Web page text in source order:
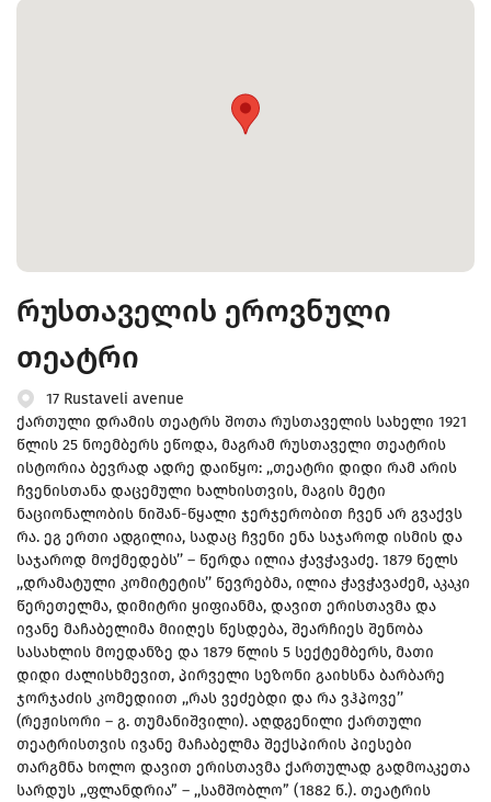
რუსთაველის ეროვნული
თეატრი
17 Rustaveli avenue
ქართული დრამის თეატრს შოთა რუსთაველის სახელი 1921
წლის 25 ნოემბერს ეწოდა, მაგრამ რუსთაველი თეატრის
ისტორია ბევრად ადრე დაიწყო: ,,თეატრი დიდი რამ არის
ჩვენისთანა დაცემული ხალხისთვის, მაგის მეტი
ნაციონალობის ნიშან-წყალი ჯერჯერობით ჩვენ არ გვაქვს
რა. ეგ ერთი ადგილია, სადაც ჩვენი ენა საჯაროდ ისმის და
საჯაროდ მოქმედებს’’ – წერდა ილია ჭავჭავაძე. 1879 წელს
,,დრამატული კომიტეტის’’ წევრებმა, ილია ჭავჭავაძემ, აკაკი
წერეთელმა, დიმიტრი ყიფიანმა, დავით ერისთავმა და
ივანე მაჩაბელიმა მიიღეს წესდება, შეარჩიეს შენობა
სასახლის მოედანზე და 1879 წლის 5 სექტემბერს, მათი
დიდი ძალისხმევით, პირველი სეზონი გაიხსნა ბარბარე
ჯორჯაძის კომედიით ,,რას ვეძებდი და რა ვჰპოვე’’
(რეჟისორი – გ. თუმანიშვილი). აღდგენილი ქართული
თეატრისთვის ივანე მაჩაბელმა შექსპირის პიესები
თარგმნა ხოლო დავით ერისთავმა ქართულად გადმოაკეთა
სარდუს ,,ფლანდრია” – ,,სამშობლო” (1882 წ.). თეატრის